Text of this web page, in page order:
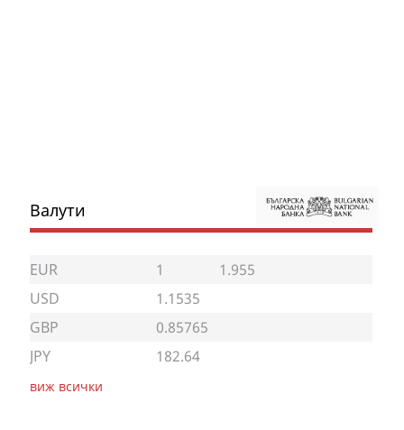
Валути
EUR 1
1.955
USD
1.1535
GBP
0.85765
JPY
182.64
виж всички